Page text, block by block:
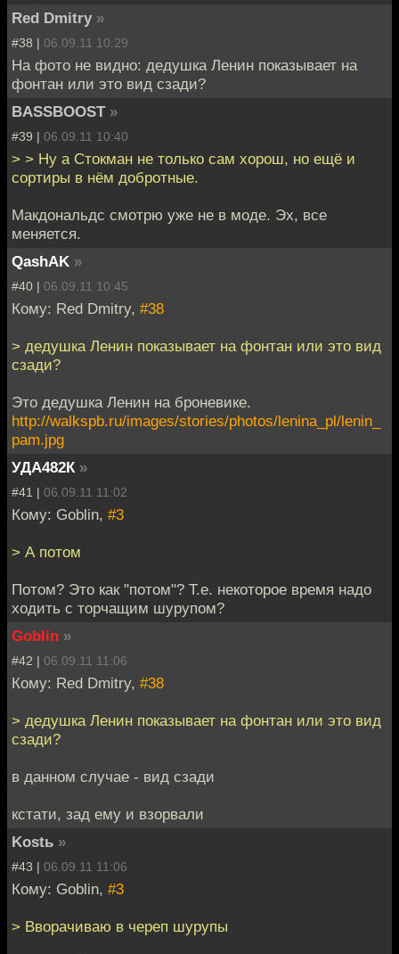
Red Dmitry »
#38 | 06.09.11 10:29
На фото не видно: дедушка Ленин показывает на
фонтан или это вид сзади?
BASSBOOST »
#39 | 06.09.11 10:40
> > Ну а Стокман не только сам хорош, но ещё и
сортиры в нём добротные.
Макдональдс смотрю уже не в моде. Эх, все
меняется.
QashAK »
#40 | 06.09.11 10:45
Кому: Red Dmitry, #38
> дедушка Ленин показывает на фонтан или это вид
сзади?
Это дедушка Ленин на броневике.
http://walkspb.ru/images/stories/photos/lenina_pl/lenin_
pam.jpg
УДА482К »
#41 | 06.09.11 11:02
Кому: Goblin, #3
> А потом
Потом? Это как "потом"? Т.е. некоторое время надо
ходить с торчащим шурупом?
Goblin »
#42 | 06.09.11 11:06
Кому: Red Dmitry, #38
> дедушка Ленин показывает на фонтан или это вид
сзади?
в данном случае - вид сзади
кстати, зад ему и взорвали
Kostь »
#43 | 06.09.11 11:06
Кому: Goblin, #3
> Вворачиваю в череп шурупы